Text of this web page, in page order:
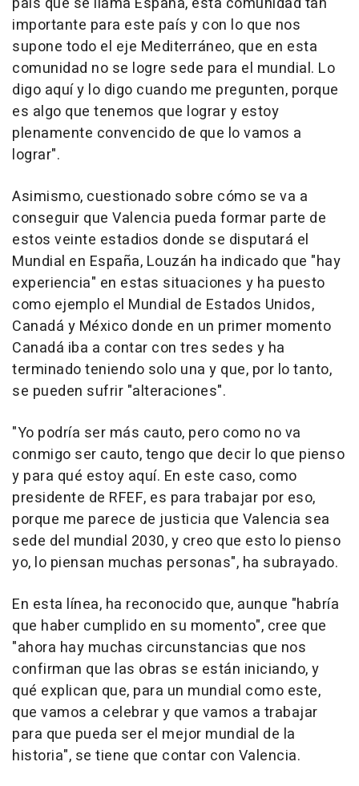
importante para este país y con lo que nos
supone todo el eje Mediterráneo, que en esta
comunidad no se logre sede para el mundial. Lo
digo aquí y lo digo cuando me pregunten, porque
es algo que tenemos que lograr y estoy
plenamente convencido de que lo vamos a
lograr".
Asimismo, cuestionado sobre cómo se va a
conseguir que Valencia pueda formar parte de
estos veinte estadios donde se disputará el
Mundial en España, Louzán ha indicado que "hay
experiencia" en estas situaciones y ha puesto
como ejemplo el Mundial de Estados Unidos,
Canadá y México donde en un primer momento
Canadá iba a contar con tres sedes y ha
terminado teniendo solo una y que, por lo tanto,
se pueden sufrir "alteraciones".
"Yo podría ser más cauto, pero como no va
conmigo ser cauto, tengo que decir lo que pienso
y para qué estoy aquí. En este caso, como
presidente de RFEF, es para trabajar por eso,
porque me parece de justicia que Valencia sea
sede del mundial 2030, y creo que esto lo pienso
yo, lo piensan muchas personas", ha subrayado.
En esta línea, ha reconocido que, aunque "habría
que haber cumplido en su momento", cree que
"ahora hay muchas circunstancias que nos
confirman que las obras se están iniciando, y
qué explican que, para un mundial como este,
que vamos a celebrar y que vamos a trabajar
para que pueda ser el mejor mundial de la
historia", se tiene que contar con Valencia.